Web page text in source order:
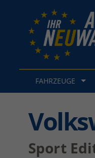
FAHRZEUGE
Sport